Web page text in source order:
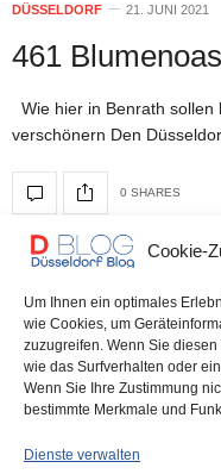
Cookie-
Um Ihnen ein optimales
wie Cookies, um
zuzugreifen. Wenn Sie
wie das Surfverhalten oder
Wenn Sie Ihre Zustimmung
bestimmte Merkmale und
Dienste verwalten
DÜSSELDORF 21. JUNI 2021
461
Wie hier in Benrath
verschönern Den
0 SHARES
IMPRESSUM